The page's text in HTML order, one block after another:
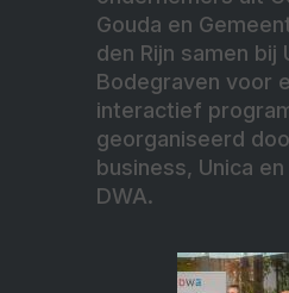
Gouda en
den Rijn samen bij
Bodegraven voor
interactief
georganiseerd
business, Unica
DWA.